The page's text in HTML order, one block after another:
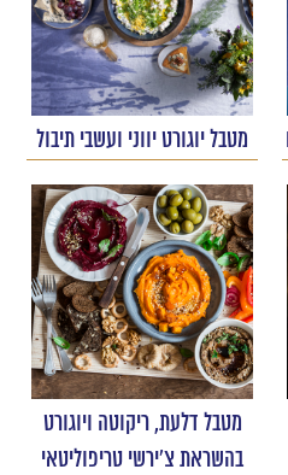
מטבל יוגורט יווני ועשבי תיבול
מטבל דלעת, ריקוטה ויוגורט
בהשראת צ'ירשי טריפוליטאי